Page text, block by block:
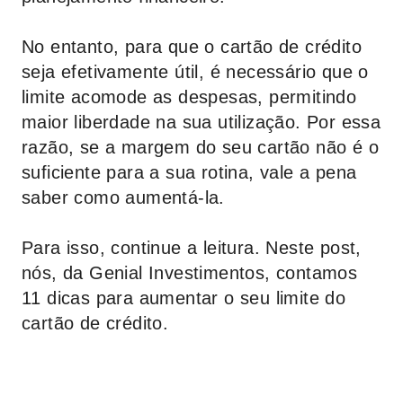
No entanto, para que o cartão de crédito
seja efetivamente útil, é necessário que o
limite acomode as despesas, permitindo
maior liberdade na sua utilização. Por essa
razão, se a margem do seu cartão não é o
suficiente para a sua rotina, vale a pena
saber como aumentá-la.
Para isso, continue a leitura. Neste post,
nós, da Genial Investimentos, contamos
11 dicas para aumentar o seu limite do
cartão de crédito.